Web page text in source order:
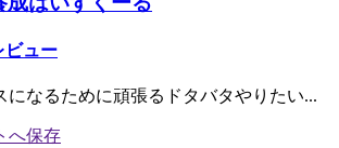
ビュー
になるために頑張るドタバタやりたい...